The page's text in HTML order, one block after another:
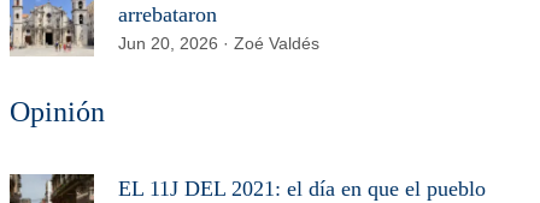
arrebataron
Jun 20, 2026 · Zoé Valdés
Opinión
EL 11J DEL 2021: el día en que el pueblo